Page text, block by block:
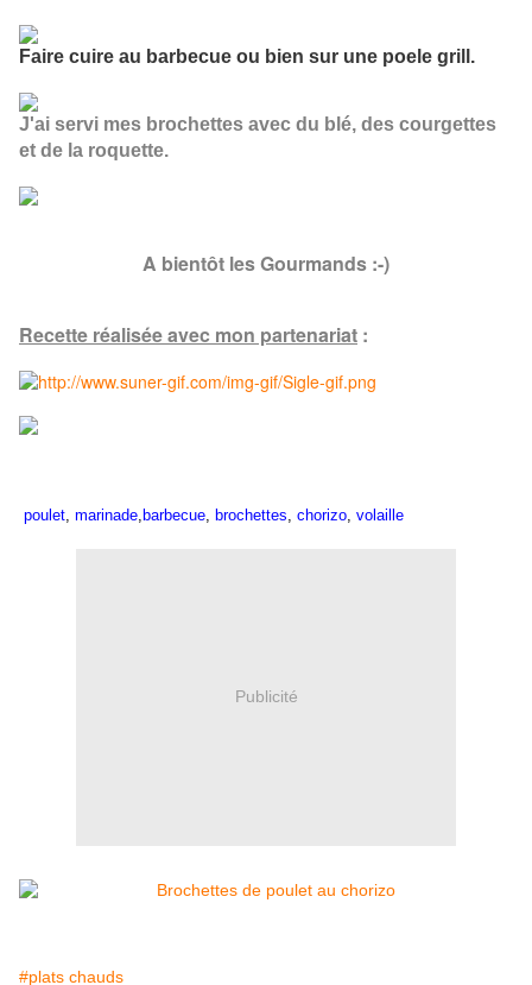
Faire cuire au barbecue ou bien sur une poele grill.
J'ai servi mes brochettes avec du blé, des courgettes
et de la roquette.
A bientôt les Gourmands :-)
Recette réalisée avec mon partenariat :
poulet marinade barbecue brochettes chorizo volaille
Publicité
#plats chauds